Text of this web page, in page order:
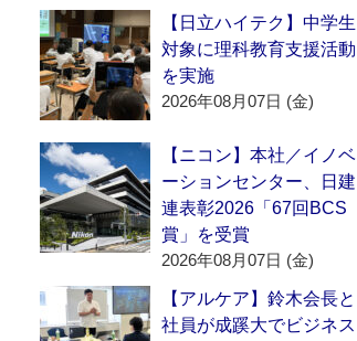
【日立ハイテク】中学生
対象に理科教育支援活動
を実施
2026年08月07日 (金)
【ニコン】本社／イノベ
ーションセンター、日建
連表彰2026「67回BCS
賞」を受賞
2026年08月07日 (金)
【アルケア】鈴木会長と
社員が成蹊大でビジネス